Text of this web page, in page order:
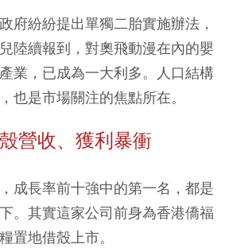
府紛紛提出單獨二胎實施辦法，
陸續報到，對奧飛動漫在內的嬰
業，已成為一大利多。人口結構
也是市場關注的焦點所在。
營收、獲利暴衝
成長率前十強中的第一名，都是
。其實這家公司前身為香港僑福
置地借殼上市。